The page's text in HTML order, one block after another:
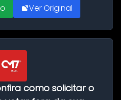
Ver Original
como solicitar o